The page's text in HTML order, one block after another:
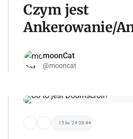
Czym jest
Ankerowanie/
moonCat
@mooncat
15 lis '24 08:44